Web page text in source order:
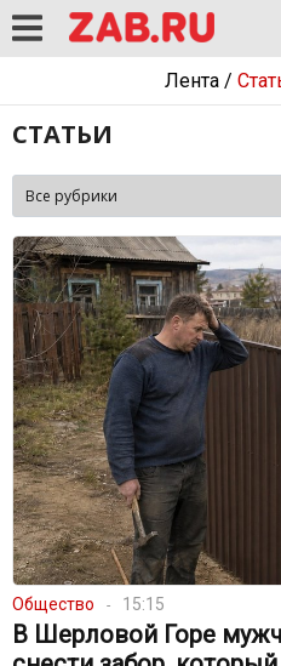
Лента/
СТАТЬИ
Общество 15:15
В Шерловой Горе